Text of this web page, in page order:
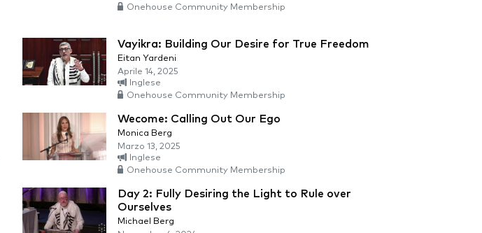
Onehouse Community Membership
Vayikra: Building Our Desire for True Freedom
Eitan Yardeni
Aprile 14, 2025
Inglese
Onehouse Community Membership
Wecome: Calling Out Our Ego
Monica Berg
Marzo 13, 2025
Inglese
Onehouse Community Membership
Day 2: Fully Desiring the Light to Rule over
Ourselves
Michael Berg